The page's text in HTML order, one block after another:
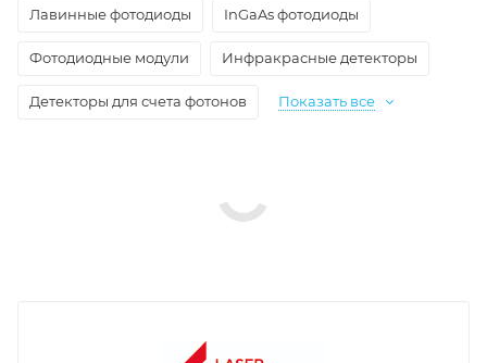
Лавинные фотодиоды InGaAs фотодиоды
Фотодиодные модули Инфракрасные детекторы
Детекторы для счета фотонов Показать все